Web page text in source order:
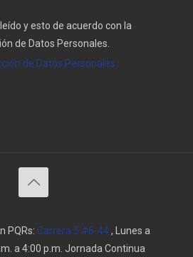
y esto de acuerdo con la
de Datos Personales.
de Datos Personales
PQRs: Carrera 5 #6-44, Lunes a
a 4:00 p.m. Jornada Continua